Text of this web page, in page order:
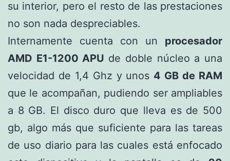
su interior, pero el resto de las prestaciones
no son nada despreciables.
Internamente cuenta con un procesador
AMD E1-1200 APU de doble núcleo a una
velocidad de 1,4 Ghz y unos 4 GB de RAM
que le acompañan, pudiendo ser ampliables
a 8 GB. El disco duro que lleva es de 500
gb, algo más que suficiente para las tareas
de uso diario para las cuales está enfocado